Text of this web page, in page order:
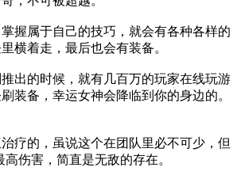
握属于自己的技巧，就会有各种各样的
横着走，最后也会有装备。
出的时候，就有几百万的玩家在线玩游
装备，幸运女神会降临到你的身边的。
疗的，虽说这个在团队里必不可少，但
伤害，简直是无敌的存在。